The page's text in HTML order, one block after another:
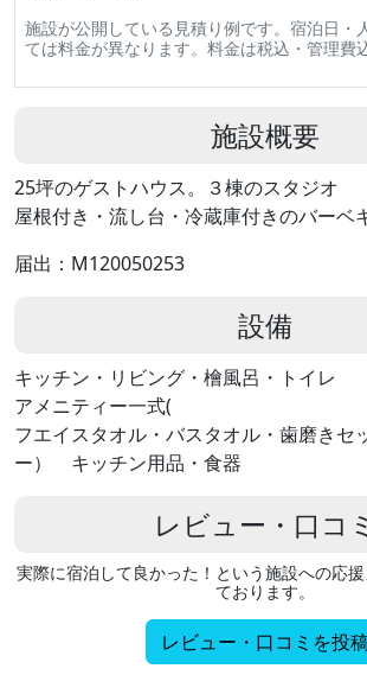
施設が公開している見積り例です。宿泊日・
ては料金が異なります。料金は税込・管理費込
施設概要
25坪のゲストハウス。３棟のスタジオ
屋根付き・流し台・冷蔵庫付きのバーベ
届出：M120050253
設備
キッチン・リビング・檜風呂・トイレ
アメニティー一式(
フエイスタオル・バスタオル・歯磨きセ
ー） キッチン用品・食器
レビュー・口コミ
実際に宿泊して良かった！という施設への応
ております。
レビュー・口コミを投